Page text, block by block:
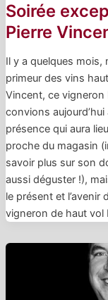
Soirée
Pierre
Il y a quelques
primeur des vins
Vincent, ce
convions
présence qui aura
proche du magasin
savoir plus sur son
aussi déguster !),
le présent et l’avenir
vigneron de haut vol